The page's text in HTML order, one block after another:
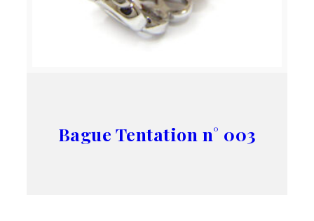
Bague Tentation n° 003